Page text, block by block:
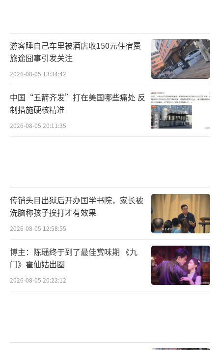
平台上，用户“玉山某日用品店”发布了多条
短视频，视频主要内容为江西上饶玉山县小
伙“阿升”为病重爷爷打工赚医药费，视频
中，“阿升”衣衫褴褛，在建筑工地搬水泥、
吃盒饭。
面对民警的调查询问，朱某文和张某升交
赣州市石城县人张某升来玉山参与拍摄短视
频，并饰演卖惨的主角“阿升”。警方对两人
进行了批评教育，两人删除视频，写下悔过
书。
有卖惨博主月入上千万
与上述博主营造的“悲惨身世”人设形成
游客睡自己车里被酒店收150元住宿费
旅途囧事引发关注
2026-08-05 13:34:42
中国“五箭齐发”打在美国哪些痛处 反
制措施硬核精准
2026-08-05 20:11:35
传销头目出狱后开办国学书院，家长被
洗脑称孩子挨打才有效果
2026-08-05 12:58:55
博主：陈瑶终于到了最佳赏味期 《九
门》霍仙姑出圈
2026-08-05 20:22:12